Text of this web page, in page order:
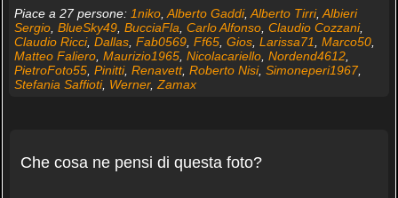
Piace a 27 persone: 1niko, Alberto Gaddi, Alberto Tirri, Albieri
Sergio, BlueSky49, BucciaFla Carlo Alfonso, Claudio Cozzani,
Claudio Ricci, Dallas, Fab0569, Ff65, Gios, Larissa71 Marco50,
Matteo Faliero, Maurizio1965, Nicolacariello, Nordend4612,
PietroFoto55, Pinitti, Renavett, Roberto Nisi, Simoneperi1967,
Stefania Saffioti, Werner, Zamax
Che cosa ne pensi di questa foto?